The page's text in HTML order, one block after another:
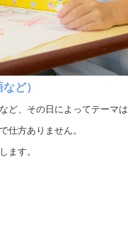
など）
ど、その日によってテーマは
仕方ありません。
ます。